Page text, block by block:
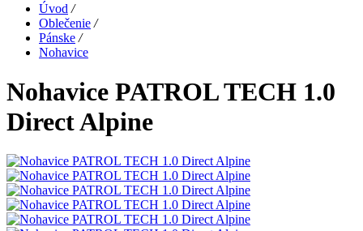
Úvod /
Oblečenie /
Pánske /
Nohavice
Nohavice PATROL TECH 1.0
Direct Alpine